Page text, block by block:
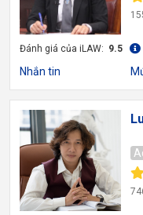
Đánh giá của iLAW: 9.5
Nhắn tin